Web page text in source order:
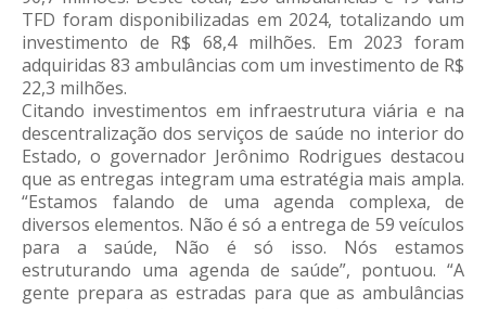
TFD foram disponibilizadas em 2024, totalizando um
investimento de R$ 68,4 milhões. Em 2023 foram
adquiridas 83 ambulâncias com um investimento de R$
22,3 milhões.
Citando investimentos em infraestrutura viária e na
descentralização dos serviços de saúde no interior do
Estado, o governador Jerônimo Rodrigues destacou
que as entregas integram uma estratégia mais ampla.
“Estamos falando de uma agenda complexa, de
diversos elementos. Não é só a entrega de 59 veículos
para a saúde, Não é só isso. Nós estamos
estruturando uma agenda de saúde”, pontuou. “A
gente prepara as estradas para que as ambulâncias